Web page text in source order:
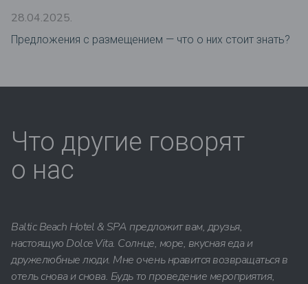
28.04.2025.
Предложения c размещением — что о них стоит знать?
Что другие говорят
о нас
Baltic Beach Hotel & SPA предложит вам, друзья,
настоящую Dolce Vita. Солнце, море, вкусная еда и
дружелюбные люди. Мне очень нравится возвращаться в
отель снова и снова. Будь то проведение мероприятия,